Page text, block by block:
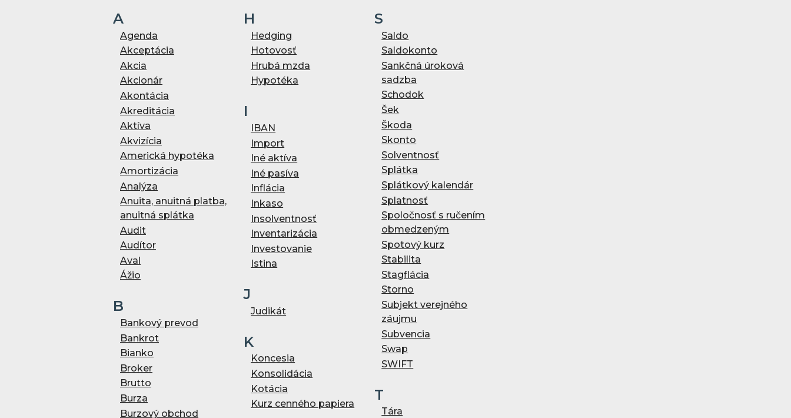
A
Agenda
Akceptácia
Akcia
Akcionár
Akontácia
Akreditácia
Aktíva
Akvizícia
Americká hypotéka
Amortizácia
Analýza
Anuita, anuitná platba,
anuitná splátka
Audit
Audítor
Aval
Ážio
B
Bankový prevod
Bankrot
Bianko
Broker
Brutto
Burza
Burzový obchod
H
Hedging
Hotovosť
Hrubá mzda
Hypotéka
I
IBAN
Import
Iné aktíva
Iné pasíva
Inflácia
Inkaso
Insolventnosť
Inventarizácia
Investovanie
Istina
J
Judikát
K
Koncesia
Konsolidácia
Kotácia
Kurz cenného papiera
S
Saldo
Saldokonto
Sankčná úroková
sadzba
Schodok
Šek
Škoda
Skonto
Solventnosť
Splátka
Splátkový kalendár
Splatnosť
Spoločnosť s ručením
obmedzeným
Spotový kurz
Stabilita
Stagflácia
Storno
Subjekt verejného
záujmu
Subvencia
Swap
SWIFT
T
Tára